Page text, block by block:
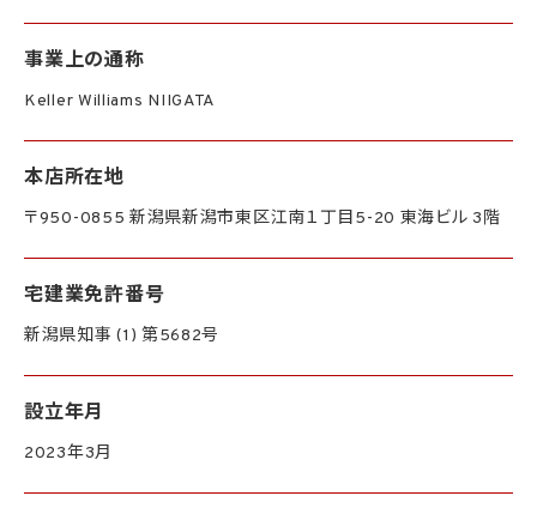
事業上の通称
Keller Williams NIIGATA
本店所在地
〒950-0855 新潟県新潟市東区江南１丁目5-20 東海ビル 3階
宅建業免許番号
新潟県知事 (1) 第5682号
設立年月
2023年3月